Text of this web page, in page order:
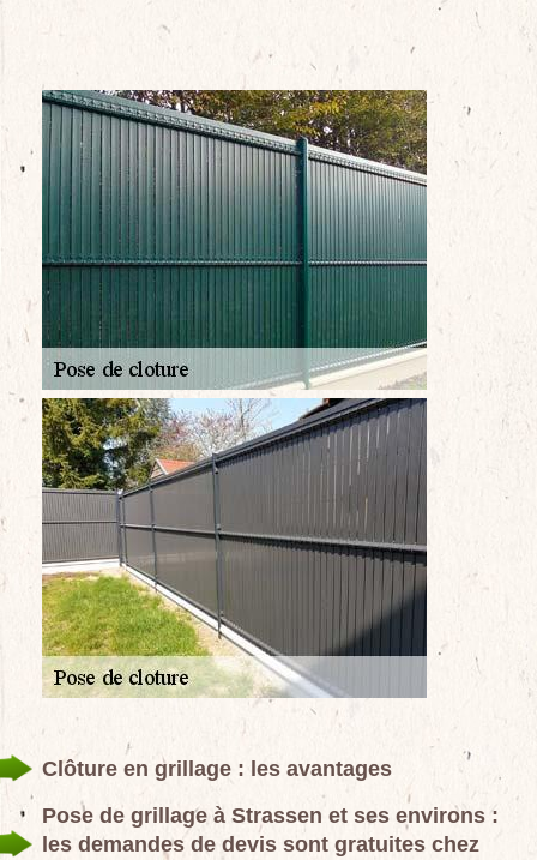
Clôture en grillage : les avantages
Pose de grillage à Strassen et ses environs :
les demandes de devis sont gratuites chez